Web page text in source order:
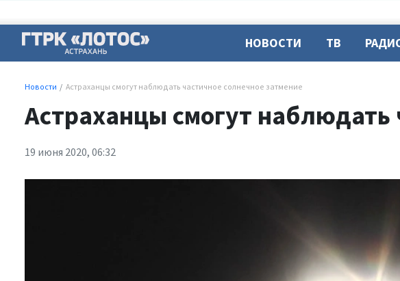
НОВОСТИ ТВ
Новости Астраханцы смогут наблюдать частичное солнечное затмение
Астраханцы смогут наблюдать
19 июня 2020, 06:32